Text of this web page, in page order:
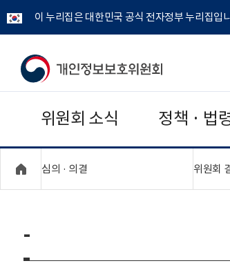
이 누리집은 대한민국 공식 전자정부 누리집입
개
보
보
위
위원회 소식 정책 · 법
심의 · 의결 위원회
-